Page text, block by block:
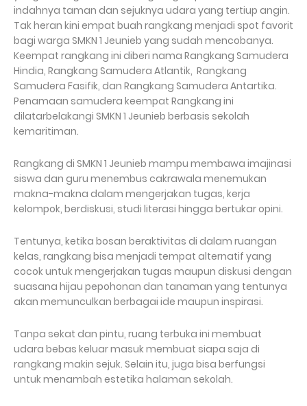
indahnya taman dan sejuknya udara yang tertiup angin.
Tak heran kini empat buah rangkang menjadi spot favorit
bagi warga SMKN 1 Jeunieb yang sudah mencobanya.
Keempat rangkang ini diberi nama Rangkang Samudera
Hindia, Rangkang Samudera Atlantik, Rangkang
Samudera Fasifik, dan Rangkang Samudera Antartika.
Penamaan samudera keempat Rangkang ini
dilatarbelakangi SMKN 1 Jeunieb berbasis sekolah
kemaritiman.
Rangkang di SMKN 1 Jeunieb mampu membawa imajinasi
siswa dan guru menembus cakrawala menemukan
makna-makna dalam mengerjakan tugas, kerja
kelompok, berdiskusi, studi literasi hingga bertukar opini.
Tentunya, ketika bosan beraktivitas di dalam ruangan
kelas, rangkang bisa menjadi tempat alternatif yang
cocok untuk mengerjakan tugas maupun diskusi dengan
suasana hijau pepohonan dan tanaman yang tentunya
akan memunculkan berbagai ide maupun inspirasi.
Tanpa sekat dan pintu, ruang terbuka ini membuat
udara bebas keluar masuk membuat siapa saja di
rangkang makin sejuk. Selain itu, juga bisa berfungsi
untuk menambah estetika halaman sekolah.